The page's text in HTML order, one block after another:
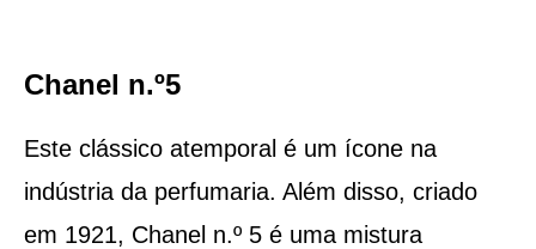
Chanel n.º5
Este clássico atemporal é um ícone na
indústria da perfumaria. Além disso, criado
em 1921, Chanel n.º 5 é uma mistura